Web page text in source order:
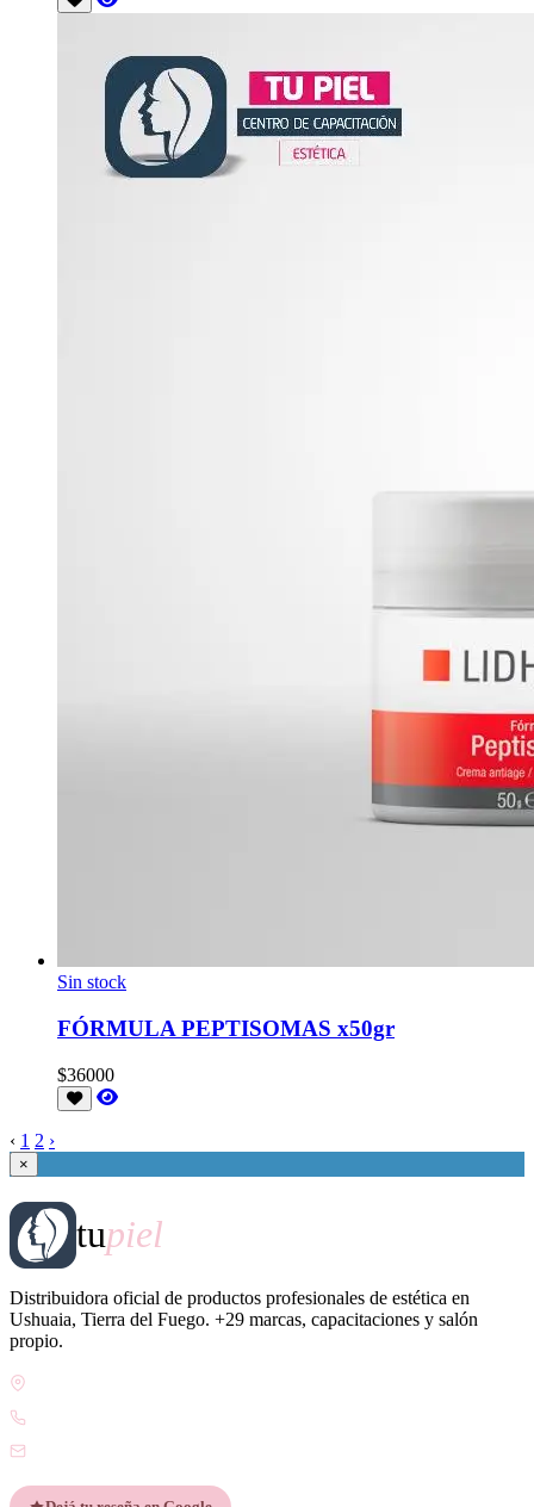
Sin stock
FÓRMULA PEPTISOMAS x50gr
$36000
‹ 1 2 ›
×
tupiel
Distribuidora oficial de productos profesionales de estética en
Ushuaia, Tierra del Fuego. +29 marcas, capacitaciones y salón
propio.